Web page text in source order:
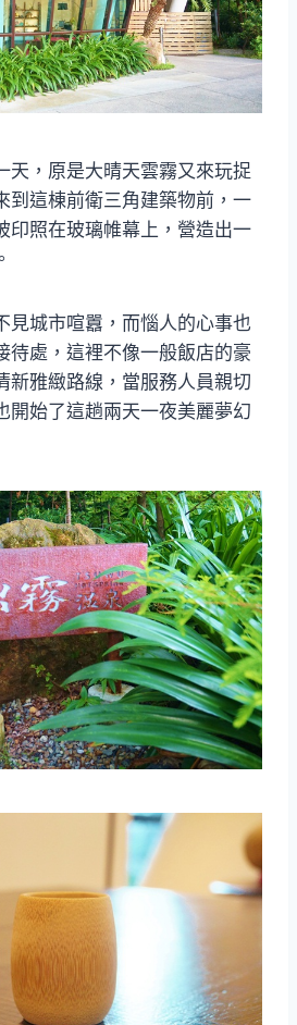
天，原是大晴天雲霧又來玩捉
到這棟前衛三角建築物前，一
印照在玻璃帷幕上，營造出一
見城市喧囂，而惱人的心事也
待處，這裡不像一般飯店的豪
新雅緻路線，當服務人員親切
開始了這趟兩天一夜美麗夢幻